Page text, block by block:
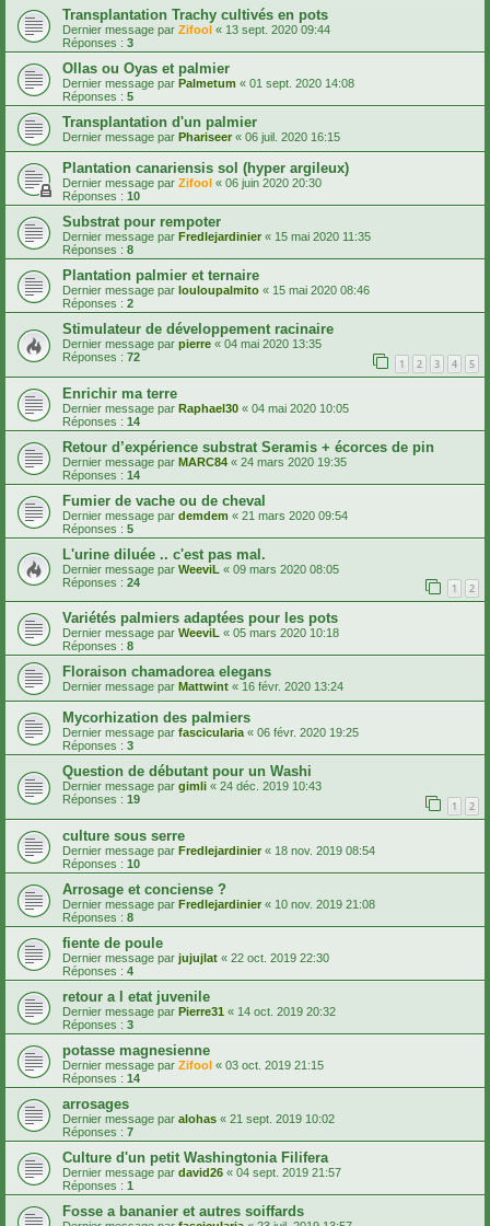
Transplantation Trachy cultivés en pots
Dernier message par Zifool « 13 sept. 2020 09:44
Réponses : 3
Ollas ou Oyas et palmier
Dernier message par Palmetum « 01 sept. 2020 14:08
Réponses : 5
Transplantation d'un palmier
Dernier message par Phariseer « 06 juil. 2020 16:15
Plantation canariensis sol (hyper argileux)
Dernier message par Zifool « 06 juin 2020 20:30
Réponses : 10
Substrat pour rempoter
Dernier message par Fredlejardinier « 15 mai 2020 11:35
Réponses : 8
Plantation palmier et ternaire
Dernier message par louloupalmito « 15 mai 2020 08:46
Réponses : 2
Stimulateur de développement racinaire
Dernier message par pierre « 04 mai 2020 13:35
Réponses : 72 1 2 3 4 5
Enrichir ma terre
Dernier message par Raphael30 « 04 mai 2020 10:05
Réponses : 14
Retour d’expérience substrat Seramis + écorces de pin
Dernier message par MARC84 « 24 mars 2020 19:35
Réponses : 14
Fumier de vache ou de cheval
Dernier message par demdem « 21 mars 2020 09:54
Réponses : 5
L'urine diluée .. c'est pas mal.
Dernier message par WeeviL « 09 mars 2020 08:05
Réponses : 24 1 2
Variétés palmiers adaptées pour les pots
Dernier message par WeeviL « 05 mars 2020 10:18
Réponses : 8
Floraison chamadorea elegans
Dernier message par Mattwint « 16 févr. 2020 13:24
Mycorhization des palmiers
Dernier message par fascicularia « 06 févr. 2020 19:25
Réponses : 3
Question de débutant pour un Washi
Dernier message par gimli « 24 déc. 2019 10:43
Réponses : 19 1 2
culture sous serre
Dernier message par Fredlejardinier« 18 nov. 2019 08:54
Réponses : 10
Arrosage et conciense ?
Dernier message par Fredlejardinier « 10 nov. 2019 21:08
Réponses : 8
fiente de poule
Dernier message par jujujlat « 22 oct. 2019 22:30
Réponses : 4
retour a l etat juvenile
Dernier message par Pierre31 « 14 oct. 2019 20:32
Réponses : 3
potasse magnesienne
Dernier message par Zifool « 03 oct. 2019 21:15
Réponses : 14
arrosages
Dernier message par alohas « 21 sept. 2019 10:02
Réponses : 7
Culture d'un petit Washingtonia Filifera
Dernier message par david26 « 04 sept. 2019 21:57
Réponses : 1
Fosse a bananier et autres soiffards